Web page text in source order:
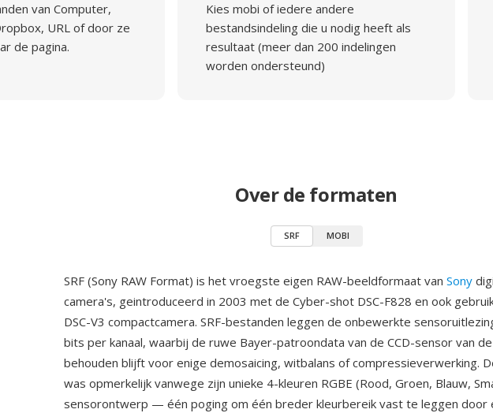
van Computer,
URL of door ze
de pagina.
Kies mobi of iedere andere
bestandsindeling die u nodig heeft als
resultaat (meer dan 200 indelingen
worden ondersteund)
Over de formaten
SRF MOBI
SRF (Sony RAW Format) is het vroegste eigen RAW-beeldformaat van Sony
camera's, geintroduceerd in 2003 met de Cyber-shot DSC-F828 en ook
DSC-V3 compactcamera. SRF-bestanden leggen de onbewerkte
bits per kanaal, waarbij de ruwe Bayer-patroondata van de CCD-sensor van
behouden blijft voor enige demosaicing, witbalans of compressieverwerking.
was opmerkelijk vanwege zijn unieke 4-kleuren RGBE (Rood, Groen, Blauw,
sensorontwerp — één poging om één breder kleurbereik vast te leggen door